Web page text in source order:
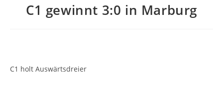
C1 gewinnt 3:0 in Marburg
C1 holt Auswärtsdreier